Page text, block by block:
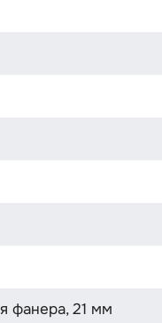
фанера, 21 мм